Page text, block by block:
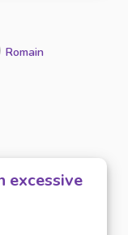
Romain
excessive